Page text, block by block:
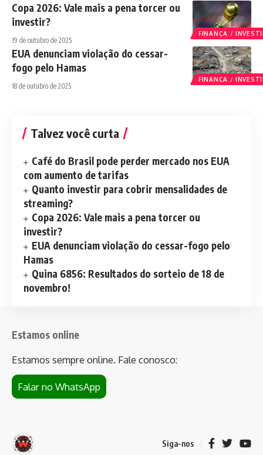
FINANÇA /
Copa 2026: Vale mais a pena torcer ou
investir?
19 de outubro de 2025
FINANÇA /
EUA denunciam violação do cessar-
fogo pelo Hamas
18 de outubro de 2025
Talvez você curta
Café do Brasil pode perder mercado nos EUA
com aumento de tarifas
Quanto investir para cobrir mensalidades de
streaming?
Copa 2026: Vale mais a pena torcer ou
investir?
EUA denunciam violação do cessar-fogo pelo
Hamas
Quina 6856: Resultados do sorteio de 18 de
novembro!
Estamos online
Estamos sempre online. Fale conosco:
Falar no WhatsApp
Siga-nos